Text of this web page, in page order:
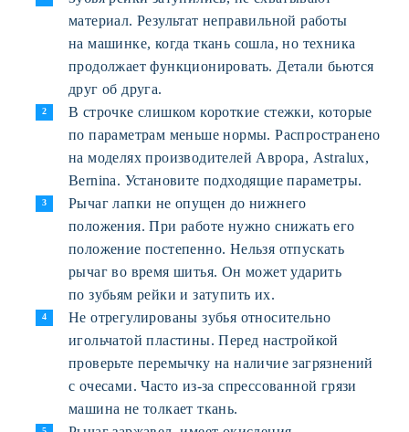
материал. Результат неправильной работы
на машинке, когда ткань сошла, но техника
продолжает функционировать. Детали бьются
друг об друга.
В строчке слишком короткие стежки, которые
по параметрам меньше нормы. Распространено
на моделях производителей Аврора, Astralux,
Bernina. Установите подходящие параметры.
Рычаг лапки не опущен до нижнего
положения. При работе нужно снижать его
положение постепенно. Нельзя отпускать
рычаг во время шитья. Он может ударить
по зубьям рейки и затупить их.
Не отрегулированы зубья относительно
игольчатой пластины. Перед настройкой
проверьте перемычку на наличие загрязнений
с очесами. Часто из-за спрессованной грязи
машина не толкает ткань.